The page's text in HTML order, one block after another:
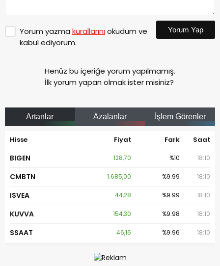
Yorum yazma kurallarınıokudum ve
kabul ediyorum.
Yorum Yap
Henüz bu içeriğe yorum yapılmamış.
İlk yorum yapan olmak ister misiniz?
Artanlar Azalanlar İşlem Görenler
Hisse Fiyat Fark Saat
BIGEN 128,70 %10 18:10
CMBTN 1.685,00 %9.99 18:10
ISVEA 44,28 %9.99 18:10
KUVVA 154,30 %9.98 18:10
SSAAT 46,16 %9.96 18:10